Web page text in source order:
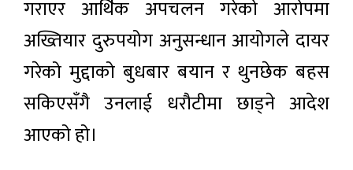
गराएर आर्थिक अपचलन गरेको आरोपमा
अख्तियार दुरुपयोग अनुसन्धान आयोगले दायर
गरेको मुद्दाको बुधबार बयान र थुनछेक बहस
सकिएसँगै उनलाई धरौटीमा छाड्ने आदेश
आएको हो।